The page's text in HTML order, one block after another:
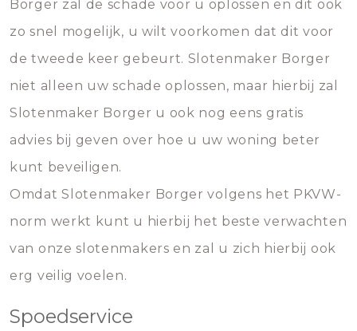
Borger zal de schade voor u oplossen en dit ook
zo snel mogelijk, u wilt voorkomen dat dit voor
de tweede keer gebeurt. Slotenmaker Borger
niet alleen uw schade oplossen, maar hierbij zal
Slotenmaker Borger u ook nog eens gratis
advies bij geven over hoe u uw woning beter
kunt beveiligen.
Omdat Slotenmaker Borger volgens het PKVW-
norm werkt kunt u hierbij het beste verwachten
van onze slotenmakers en zal u zich hierbij ook
erg veilig voelen.
Spoedservice